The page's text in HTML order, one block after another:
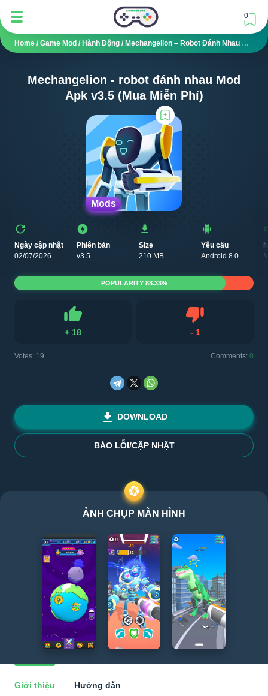
0
Home / Game Mod / Hành Động / Mechangelion – Robot Đánh Nhau Mod APK V3.5 (Mua Miễn Phí)
Mechangelion - robot đánh nhau Mod
Apk v3.5 (Mua Miễn Phí)
Mods
Ngày cập nhật
02/07/2026
Phiên bản
v3.5
Size
210 MB
Yêu cầu
Android 8.0
+ 18
Like
- 1
Votes: 19 Comments: 0
POPULARITY 88.33%
DOWNLOAD
BÁO LỖI/CẬP NHẬT
ẢNH CHỤP MÀN HÌNH
Giới thiệu Hướng dẫn